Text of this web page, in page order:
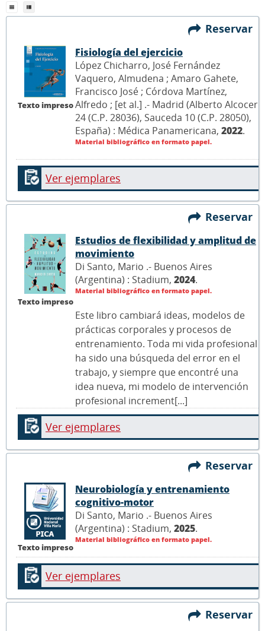
Reservar
Texto impreso
Fisiología del ejercicio
López Chicharro, José Fernández
Vaquero, Almudena ; Amaro Gahete,
Francisco José ; Córdova Martínez,
Alfredo ; [et al.] .- Madrid (Alberto Alcocer
24 (C.P. 28036), Sauceda 10 (C.P. 28050),
España) : Médica Panamericana, 2022.
Material bibliográfico en formato papel.
Ver ejemplares
Reservar
Texto impreso
Estudios de flexibilidad y amplitud de
movimiento
Di Santo, Mario .- Buenos Aires
(Argentina) : Stadium, 2024.
Material bibliográfico en formato papel.
Este libro cambiará ideas, modelos de
prácticas corporales y procesos de
entrenamiento. Toda mi vida profesional
ha sido una búsqueda del error en el
trabajo, y siempre que encontré una
idea nueva, mi modelo de intervención
profesional increment[...]
Ver ejemplares
Reservar
Texto impreso
Neurobiología y entrenamiento
cognitivo-motor
Di Santo, Mario .- Buenos Aires
(Argentina) : Stadium, 2025.
Material bibliográfico en formato papel.
Ver ejemplares
Reservar